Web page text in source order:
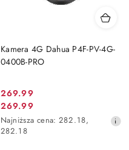
Kamera 4G Dahua P4F-PV-4G-
0400B-PRO
Cena
promocyjna:
269.99
Cena
promocyjna:
269.99
Najniższa
cena
Najniższa cena: 282.18,
282.18